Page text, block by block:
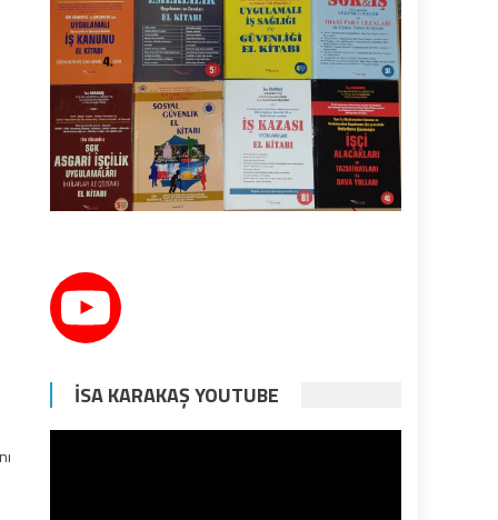
İSA KARAKAŞ YOUTUBE